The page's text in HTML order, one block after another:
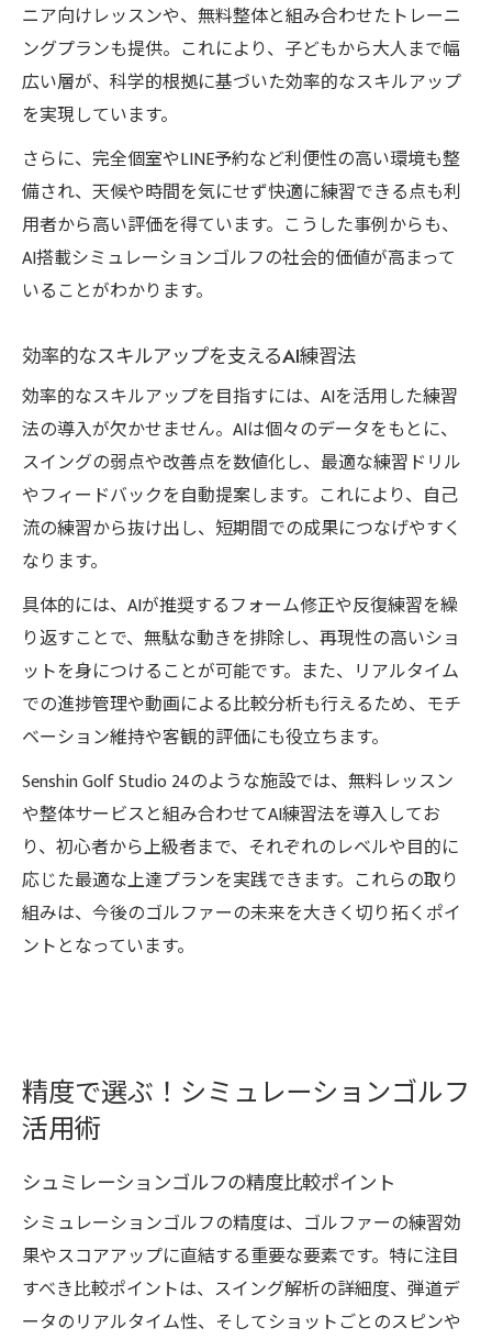
ニア向けレッスンや、無料整体と組み合わせたトレーニ
ングプランも提供。これにより、子どもから大人まで幅
広い層が、科学的根拠に基づいた効率的なスキルアップ
を実現しています。
さらに、完全個室やLINE予約など利便性の高い環境も整
備され、天候や時間を気にせず快適に練習できる点も利
用者から高い評価を得ています。こうした事例からも、
AI搭載シミュレーションゴルフの社会的価値が高まって
いることがわかります。
効率的なスキルアップを支えるAI練習法
効率的なスキルアップを目指すには、AIを活用した練習
法の導入が欠かせません。AIは個々のデータをもとに、
スイングの弱点や改善点を数値化し、最適な練習ドリル
やフィードバックを自動提案します。これにより、自己
流の練習から抜け出し、短期間での成果につなげやすく
なります。
具体的には、AIが推奨するフォーム修正や反復練習を繰
り返すことで、無駄な動きを排除し、再現性の高いショ
ットを身につけることが可能です。また、リアルタイム
での進捗管理や動画による比較分析も行えるため、モチ
ベーション維持や客観的評価にも役立ちます。
Senshin Golf Studio 24のような施設では、無料レッスン
や整体サービスと組み合わせてAI練習法を導入してお
り、初心者から上級者まで、それぞれのレベルや目的に
応じた最適な上達プランを実践できます。これらの取り
組みは、今後のゴルファーの未来を大きく切り拓くポイ
ントとなっています。
精度で選ぶ！シミュレーションゴルフ
活用術
シュミレーションゴルフの精度比較ポイント
シミュレーションゴルフの精度は、ゴルファーの練習効
果やスコアアップに直結する重要な要素です。特に注目
すべき比較ポイントは、スイング解析の詳細度、弾道デ
ータのリアルタイム性、そしてショットごとのスピンや